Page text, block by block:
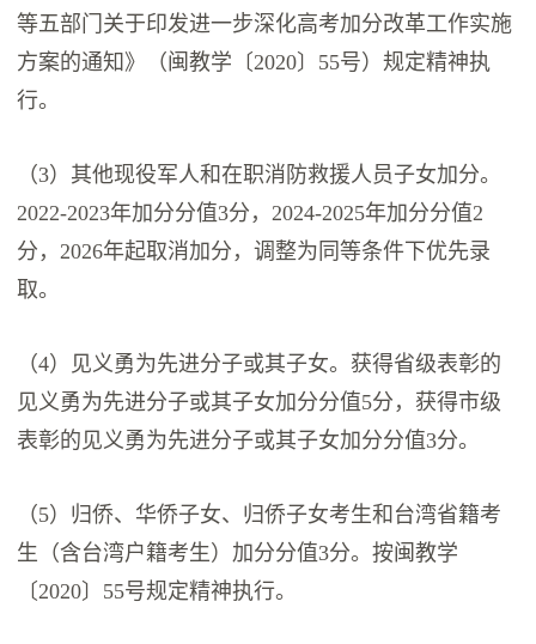
等五部门关于印发进一步深化高考加分改革工作实施
方案的通知》（闽教学〔2020〕55号）规定精神执
行。
（3）其他现役军人和在职消防救援人员子女加分。
2022-2023年加分分值3分，2024-2025年加分分值2
分，2026年起取消加分，调整为同等条件下优先录
取。
（4）见义勇为先进分子或其子女。获得省级表彰的
见义勇为先进分子或其子女加分分值5分，获得市级
表彰的见义勇为先进分子或其子女加分分值3分。
（5）归侨、华侨子女、归侨子女考生和台湾省籍考
生（含台湾户籍考生）加分分值3分。按闽教学
〔2020〕55号规定精神执行。